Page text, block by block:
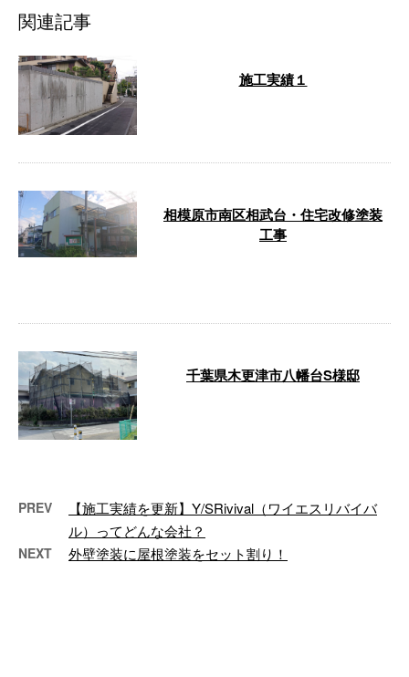
関連記事
施工実績１
相模原市南区相武台・住宅改修塗装
工事
千葉県木更津市八幡台S様邸
PREV
【施工実績を更新】Y/SRivival（ワイエスリバイバ
ル）ってどんな会社？
NEXT 外壁塗装に屋根塗装をセット割り！